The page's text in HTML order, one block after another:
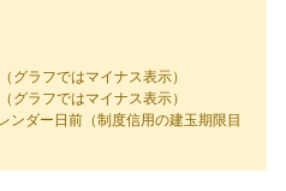
グラフではマイナス表示）
グラフではマイナス表示）
ンダー日前（制度信用の建玉期限目